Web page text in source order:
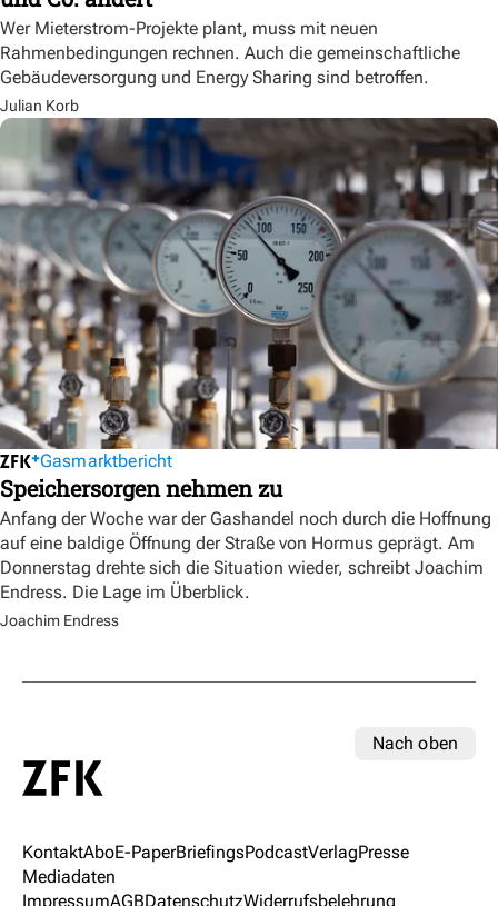
Wer Mieterstrom-Projekte plant, muss mit neuen
Rahmenbedingungen rechnen. Auch die gemeinschaftliche
Gebäudeversorgung und Energy Sharing sind betroffen.
Julian Korb
Gasmarktbericht
Speichersorgen nehmen zu
Anfang der Woche war der Gashandel noch durch die Hoffnung
auf eine baldige Öffnung der Straße von Hormus geprägt. Am
Donnerstag drehte sich die Situation wieder, schreibt Joachim
Endress. Die Lage im Überblick.
Joachim Endress
Nach oben
KontaktAboE-PaperBriefingsPodcastVerlagPresse
Mediadaten
ImpressumAGBDatenschutzWiderrufsbelehrung